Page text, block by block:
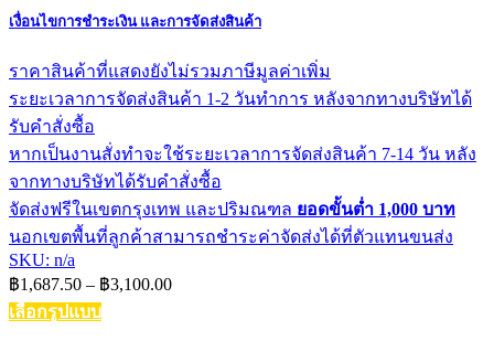
เงื่อนไขการชำระเงิน และการจัดส่งสินค้า
ราคาสินค้าที่แสดงยังไม่รวมภาษีมูลค่าเพิ่ม
ระยะเวลาการจัดส่งสินค้า 1-2 วันทำการ หลังจากทางบริษัทได้
รับคำสั่งซื้อ
หากเป็นงานสั่งทำจะใช้ระยะเวลาการจัดส่งสินค้า 7-14 วัน หลัง
จากทางบริษัทได้รับคำสั่งซื้อ
จัดส่งฟรีในเขตกรุงเทพ และปริมณฑล ยอดขั้นต่ำ 1,000 บาท
นอกเขตพื้นที่ลูกค้าสามารถชำระค่าจัดส่งได้ที่ตัวแทนขนส่ง
SKU: n/a
฿1,687.50 – ฿3,100.00Price
เลือกรูปแบบ